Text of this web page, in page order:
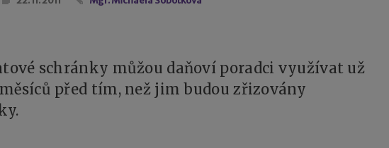
schránky můžou daňoví poradci využívat už
měsíců před tím, než jim budou zřizovány